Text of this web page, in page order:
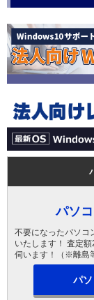
パソ
不要になったパソコ
いたします！ 査定
伺います！（※離島
パ